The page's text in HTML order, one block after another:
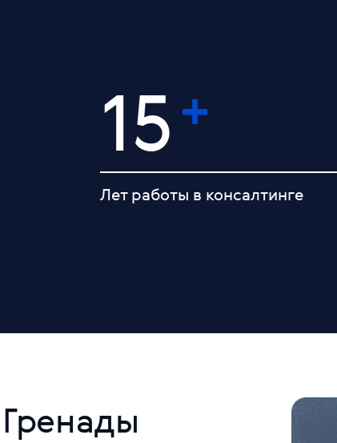
15+
Лет работы в консалтинге